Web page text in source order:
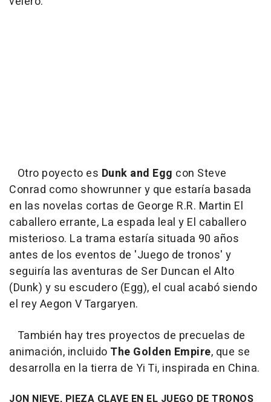
Otro poyecto es Dunk and Egg con Steve
Conrad como showrunner y que estaría basada
en las novelas cortas de George R.R. Martin El
caballero errante, La espada leal y El caballero
misterioso. La trama estaría situada 90 años
antes de los eventos de 'Juego de tronos' y
seguiría las aventuras de Ser Duncan el Alto
(Dunk) y su escudero (Egg), el cual acabó siendo
el rey Aegon V Targaryen.
También hay tres proyectos de precuelas de
animación, incluido The Golden Empire, que se
desarrolla en la tierra de Yi Ti, inspirada en China.
JON NIEVE, PIEZA CLAVE EN EL JUEGO DE TRONOS